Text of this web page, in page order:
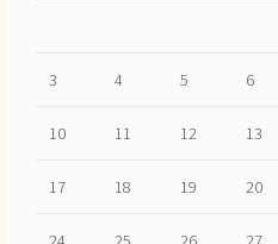
3 4 5 6
10 11 12 13
17 18 19 20